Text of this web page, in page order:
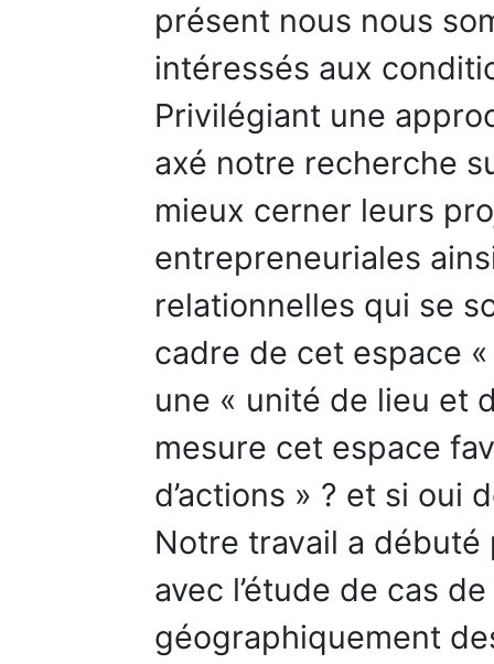
présent nous nous
intéressés aux
Privilégiant une
axé notre recherche
mieux cerner leurs
entrepreneuriales
relationnelles qui se
cadre de cet espace
une « unité de lieu et
mesure cet espace
d’actions » ? et si oui
Notre travail a
avec l’étude de cas
géographiquement